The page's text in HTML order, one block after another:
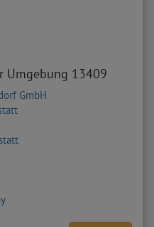
Umgebung 13409
GmbH